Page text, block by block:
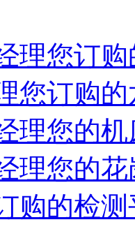
理您订
您订购
理您的
理您的
购的检